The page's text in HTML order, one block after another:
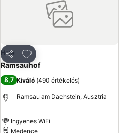
Megosztás
Hozzáadás a kedvencekhez
Hotel
Ramsauhof
8,7 Kiváló (490 értékelés)
Ramsau am Dachstein, Ausztria
Ingyenes WiFi
Medence